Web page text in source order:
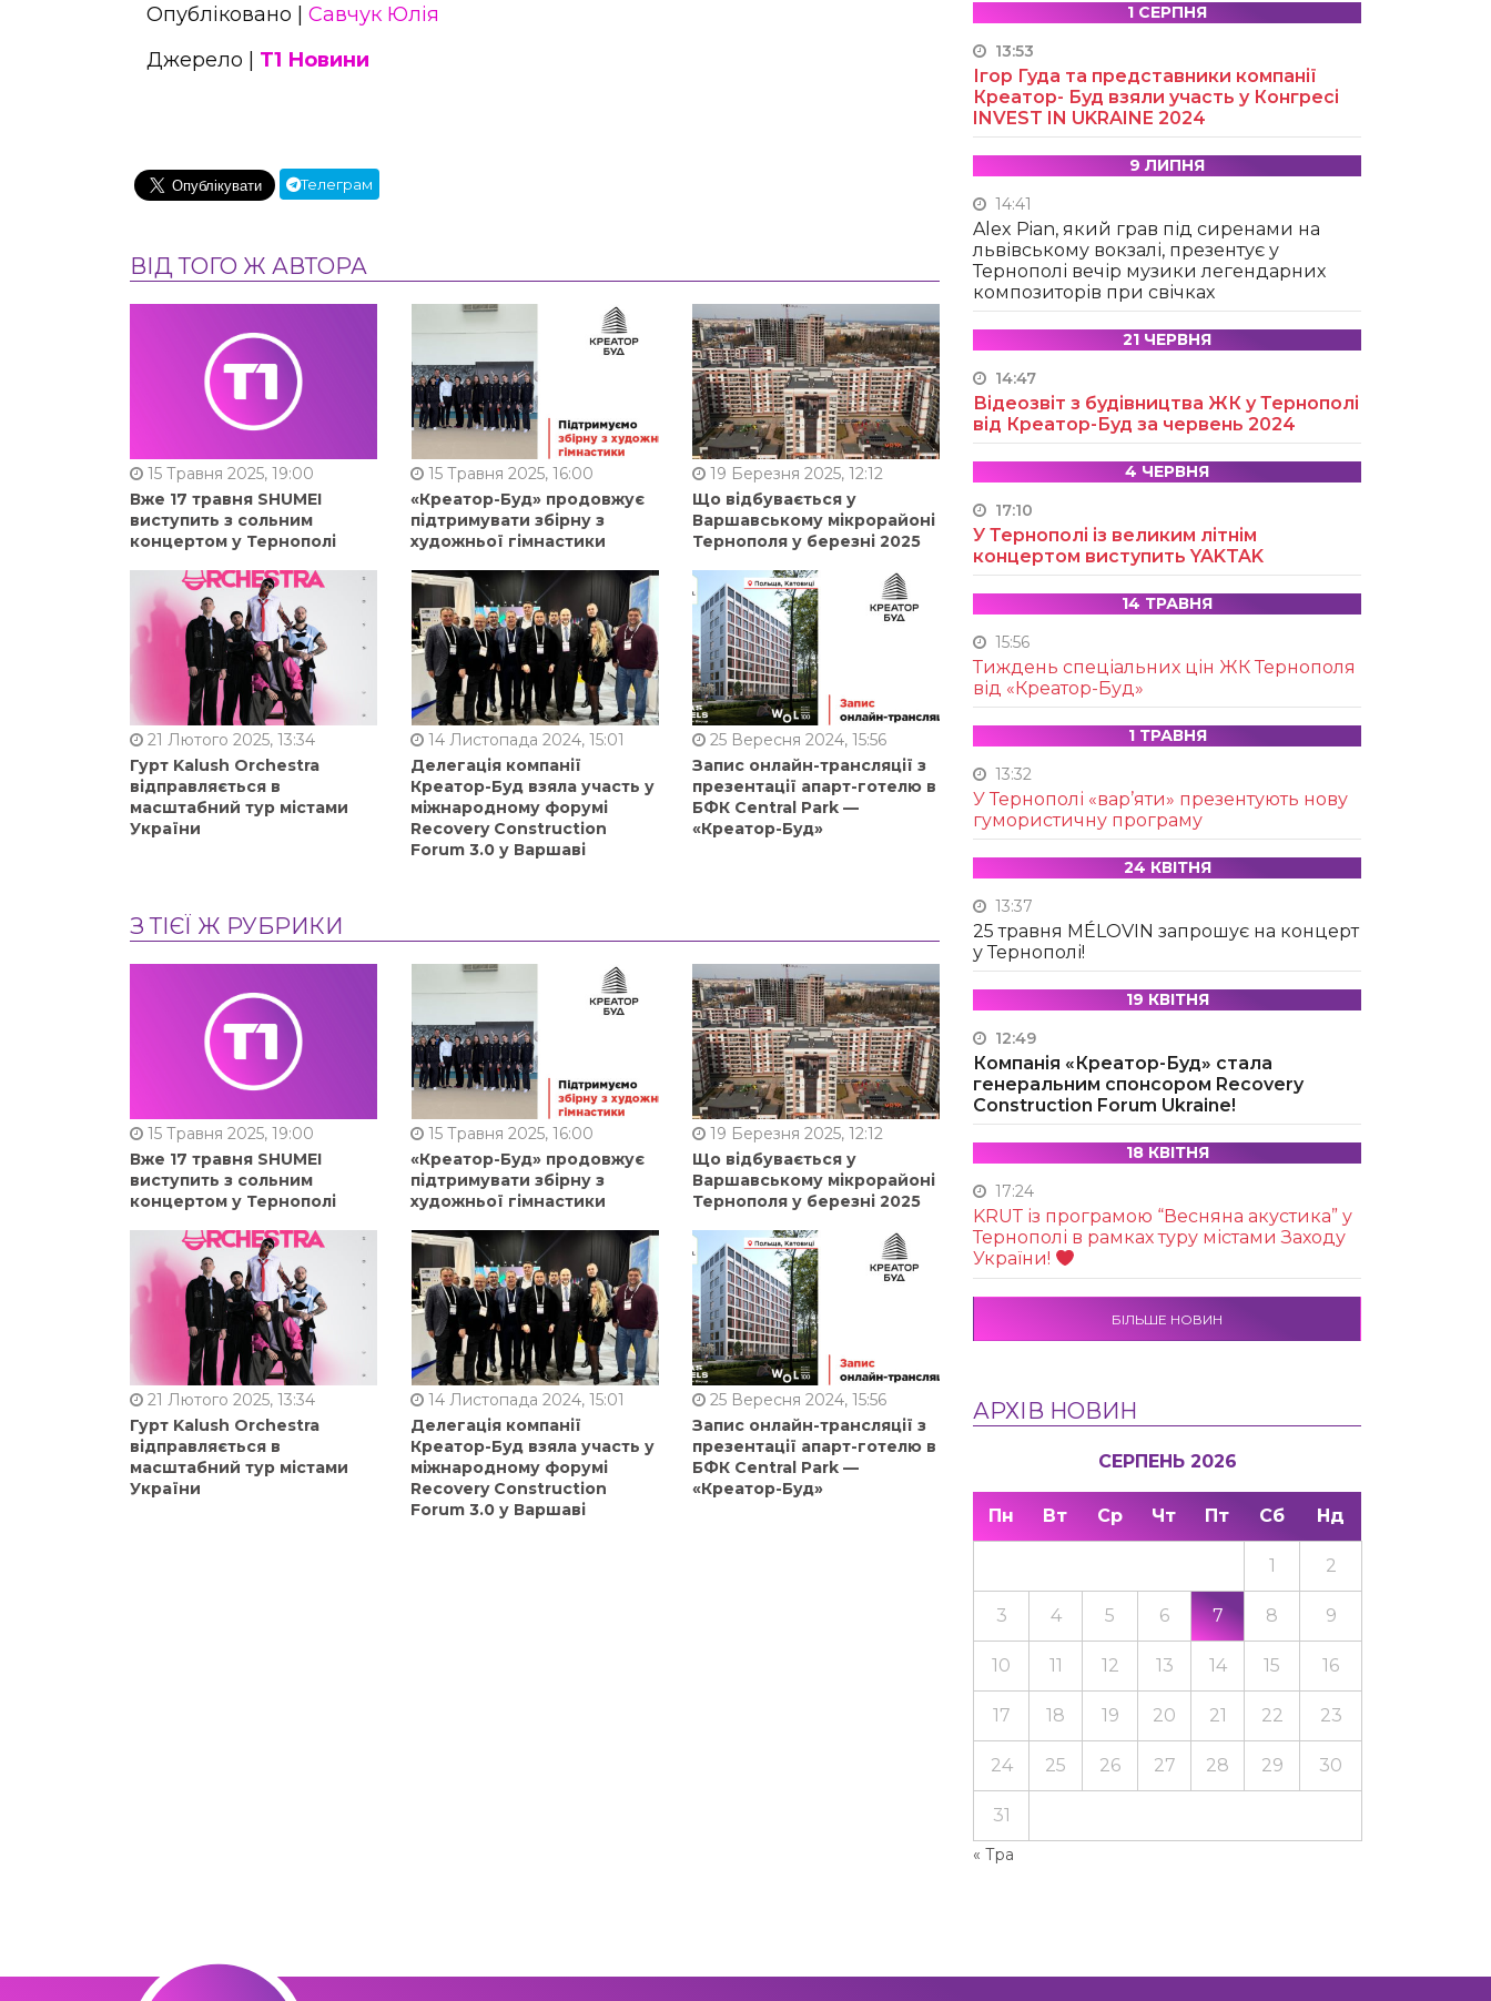
Опубліковано | Савчук Юлія
Джерело | Т1 Новини
Телеграм
ВІД ТОГО Ж АВТОРА
15 Травня 2025, 19:00
Вже 17 травня SHUMEI
виступить з сольним
концертом у Тернополі
15 Травня 2025, 16:00
«Креатор-Буд» продовжує
підтримувати збірну з
художньої гімнастики
19 Березня 2025, 12:12
Що відбувається у
Варшавському мікрорайоні
Тернополя у березні 2025
21 Лютого 2025, 13:34
Гурт Kalush Orchestra
відправляється в
масштабний тур містами
України
14 Листопада 2024, 15:01
Делегація компанії
Креатор-Буд взяла участь у
міжнародному форумі
Recovery Construction
Forum 3.0 у Варшаві
25 Вересня 2024, 15:56
Запис онлайн-трансляції з
презентації апарт-готелю в
БФК Central Park —
«Креатор-Буд»
З ТІЄЇ Ж РУБРИКИ
15 Травня 2025, 19:00
Вже 17 травня SHUMEI
виступить з сольним
концертом у Тернополі
15 Травня 2025, 16:00
«Креатор-Буд» продовжує
підтримувати збірну з
художньої гімнастики
19 Березня 2025, 12:12
Що відбувається у
Варшавському мікрорайоні
Тернополя у березні 2025
21 Лютого 2025, 13:34
Гурт Kalush Orchestra
відправляється в
масштабний тур містами
України
14 Листопада 2024, 15:01
Делегація компанії
Креатор-Буд взяла участь у
міжнародному форумі
Recovery Construction
Forum 3.0 у Варшаві
25 Вересня 2024, 15:56
Запис онлайн-трансляції з
презентації апарт-готелю в
БФК Central Park —
«Креатор-Буд»
1 СЕРПНЯ
13:53
Ігор Гуда та представники компанії
Креатор- Буд взяли участь у Конгресі
INVEST IN UKRAINE 2024
9 ЛИПНЯ
14:41
Alex Pian, який грав під сиренами на
львівському вокзалі, презентує у
Тернополі вечір музики легендарних
композиторів при свічках
21 ЧЕРВНЯ
14:47
Відеозвіт з будівництва ЖК у Тернополі
від Креатор-Буд за червень 2024
4 ЧЕРВНЯ
17:10
У Тернополі із великим літнім
концертом виступить YAKTAK
14 ТРАВНЯ
15:56
Тиждень спеціальних цін ЖК Тернополя
від «Креатор-Буд»
1 ТРАВНЯ
13:32
У Тернополі «вар’яти» презентують нову
гумористичну програму
24 КВІТНЯ
13:37
25 травня MÉLOVIN запрошує на концерт
у Тернополі!
19 КВІТНЯ
12:49
Компанія «Креатор-Буд» стала
генеральним спонсором Recovery
Construction Forum Ukraine!
18 КВІТНЯ
17:24
KRUТ із програмою “Весняна акустика” у
Тернополі в рамках туру містами Заходу
України!
БІЛЬШЕ НОВИН
АРХІВ НОВИН
СЕРПЕНЬ 2026
Пн Вт Ср Чт Пт Сб Нд
« Тра
1 2
3 4 5 6 7 8 9
10 11 12 13 14 15 16
17 18 19 20 21 22 23
24 25 26 27 28 29 30
31